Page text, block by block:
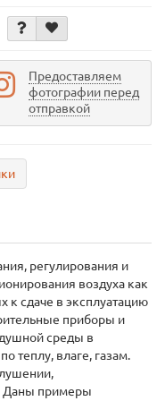
Предоставляем
фотографии перед
отправкой
регулирования и
воздуха как
к сдаче в эксплуатацию
приборы и
среды в
теплу, влаге, газам.
Даны примеры